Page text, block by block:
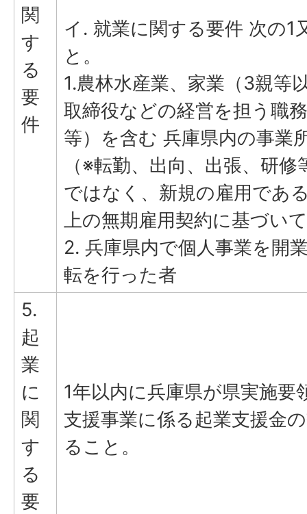
関
す
る
要
件
イ. 就業に関する要件 次の1
と。
1.農林水産業、家業（3親等
取締役などの経営を担う職
等）を含む 兵庫県内の事業
（※転勤、出向、出張、研
ではなく、新規の雇用であ
上の無期雇用契約に基づい
2. 兵庫県内で個人事業を開
転を行った者
5.
起
業
に
関
す
る
要
1年以内に兵庫県が県実施要
支援事業に係る起業支援金
ること。